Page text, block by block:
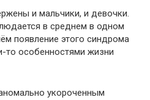
и мальчики, и девочки.
в среднем в одном
появление этого синдрома
то особенностями жизни
укороченным